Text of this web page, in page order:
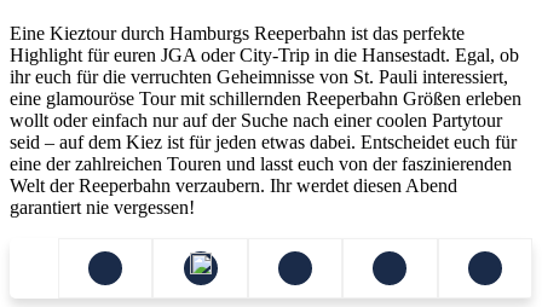
Eine Kieztour durch Hamburgs Reeperbahn ist das perfekte
Highlight für euren JGA oder City-Trip in die Hansestadt. Egal, ob
ihr euch für die verruchten Geheimnisse von St. Pauli interessiert,
eine glamouröse Tour mit schillernden Reeperbahn Größen erleben
wollt oder einfach nur auf der Suche nach einer coolen Partytour
seid – auf dem Kiez ist für jeden etwas dabei. Entscheidet euch für
eine der zahlreichen Touren und lasst euch von der faszinierenden
Welt der Reeperbahn verzaubern. Ihr werdet diesen Abend
garantiert nie vergessen!